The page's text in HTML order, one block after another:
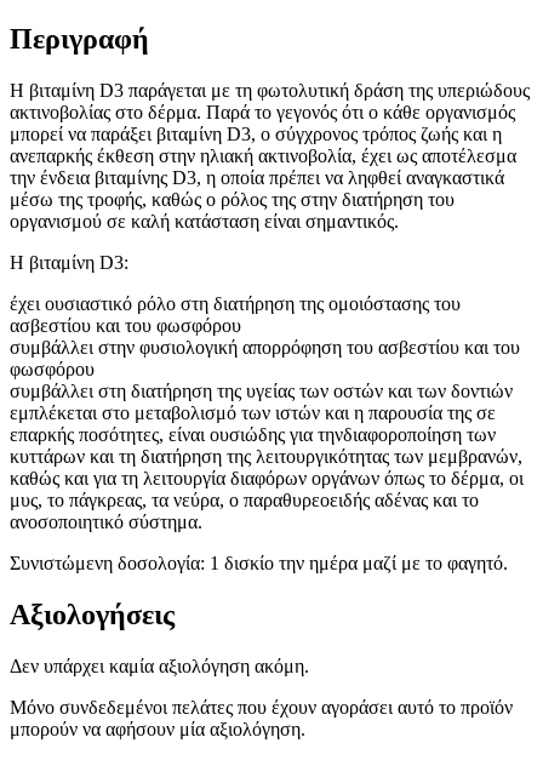
Περιγραφή
Η βιταμίνη D3 παράγεται με τη φωτολυτική δράση της υπεριώδους
ακτινοβολίας στο δέρμα. Παρά το γεγονός ότι ο κάθε οργανισμός
μπορεί να παράξει βιταμίνη D3, ο σύγχρονος τρόπος ζωής και η
ανεπαρκής έκθεση στην ηλιακή ακτινοβολία, έχει ως αποτέλεσμα
την ένδεια βιταμίνης D3, η οποία πρέπει να ληφθεί αναγκαστικά
μέσω της τροφής, καθώς ο ρόλος της στην διατήρηση του
οργανισμού σε καλή κατάσταση είναι σημαντικός.
Η βιταμίνη D3:
έχει ουσιαστικό ρόλο στη διατήρηση της ομοιόστασης του
ασβεστίου και του φωσφόρου
συμβάλλει στην φυσιολογική απορρόφηση του ασβεστίου και του
φωσφόρου
συμβάλλει στη διατήρηση της υγείας των οστών και των δοντιών
εμπλέκεται στο μεταβολισμό των ιστών και η παρουσία της σε
επαρκής ποσότητες, είναι ουσιώδης για τηνδιαφοροποίηση των
κυττάρων και τη διατήρηση της λειτουργικότητας των μεμβρανών,
καθώς και για τη λειτουργία διαφόρων οργάνων όπως το δέρμα, οι
μυς, το πάγκρεας, τα νεύρα, ο παραθυρεοειδής αδένας και το
ανοσοποιητικό σύστημα.
Συνιστώμενη δοσολογία: 1 δισκίο την ημέρα μαζί με το φαγητό.
Αξιολογήσεις
Δεν υπάρχει καμία αξιολόγηση ακόμη.
Μόνο συνδεδεμένοι πελάτες που έχουν αγοράσει αυτό το προϊόν
μπορούν να αφήσουν μία αξιολόγηση.